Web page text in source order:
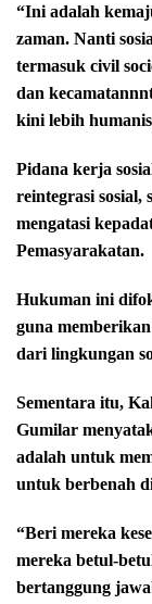
“Ini adalah
zaman. Nanti
termasuk civil
dan
kini lebih
Pidana kerja
reintegrasi sosial,
mengatasi
Pemasyarakatan.
Hukuman ini
guna
dari lingkungan
Sementara itu,
Gumilar
adalah untuk
untuk berbenah
“Beri mereka
mereka betul-
bertanggung